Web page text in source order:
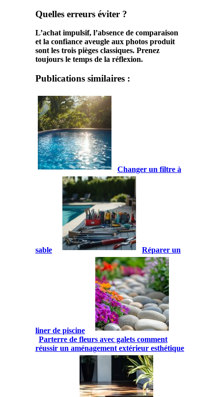
Quelles erreurs éviter ?
L’achat impulsif, l’absence de comparaison
et la confiance aveugle aux photos produit
sont les trois pièges classiques. Prenez
toujours le temps de la réflexion.
Publications similaires :
Changer un filtre à
sable Réparer un
liner de piscine
Parterre de fleurs avec galets comment
réussir un aménagement extérieur esthétique